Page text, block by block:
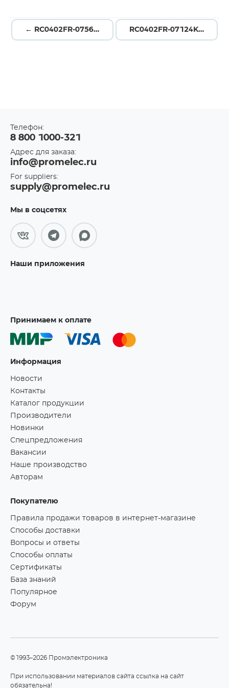
← RC0402FR-07562KL RC0402FR-07124KL →
Телефон:
8 800 1000-321
Адрес для заказа:
info@promelec.ru
For suppliers:
supply@promelec.ru
Мы в соцсетях
Наши приложения
Принимаем к оплате
Информация
Новости
Контакты
Каталог продукции
Производители
Новинки
Спецпредложения
Вакансии
Наше производство
Авторам
Покупателю
Правила продажи товаров в интернет-магазине
Способы доставки
Вопросы и ответы
Способы оплаты
Сертификаты
База знаний
Популярное
Форум
©1993–2026 Промэлектроника
При использовании материалов сайта ссылка на сайт
обязательна!